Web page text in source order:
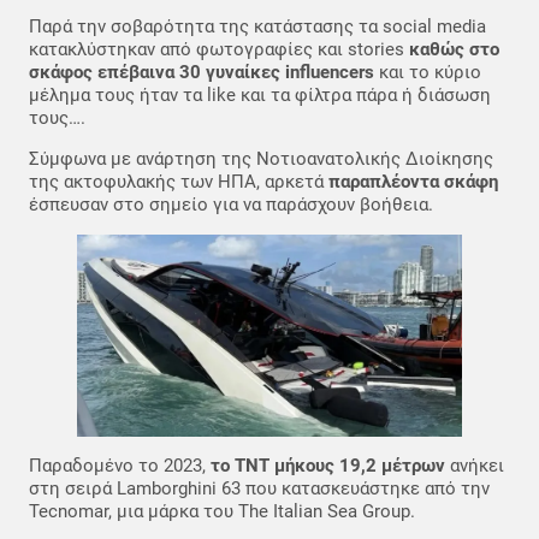
Παρά την σοβαρότητα της κατάστασης τα social media
κατακλύστηκαν από φωτογραφίες και stories καθώς στο
σκάφος επέβαινα 30 γυναίκες influencers και το κύριο
μέλημα τους ήταν τα like και τα φίλτρα πάρα ή διάσωση
τους….
Σύμφωνα με ανάρτηση της Νοτιοανατολικής Διοίκησης
της ακτοφυλακής των ΗΠΑ, αρκετάπαραπλέοντα σκάφη
έσπευσαν στο σημείο για να παράσχουν βοήθεια.
Παραδομένο το 2023, το TNT μήκους 19,2 μέτρων ανήκει
στη σειρά Lamborghini 63 που κατασκευάστηκε από την
Tecnomar, μια μάρκα του The Italian Sea Group.